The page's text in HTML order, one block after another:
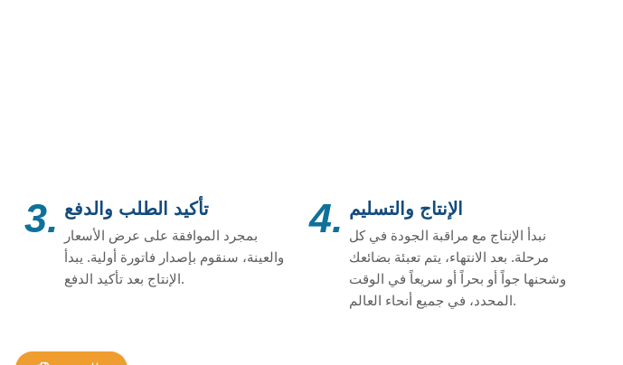
3. تأكيد الطلب والدفع
بمجرد الموافقة على عرض الأسعار
والعينة، سنقوم بإصدار فاتورة أولية. يبدأ
الإنتاج بعد تأكيد الدفع.
4. الإنتاج والتسليم
نبدأ الإنتاج مع مراقبة الجودة في كل
مرحلة. بعد الانتهاء، يتم تعبئة بضائعك
وشحنها جواً أو بحراً أو سريعاً في الوقت
المحدد، في جميع أنحاء العالم.